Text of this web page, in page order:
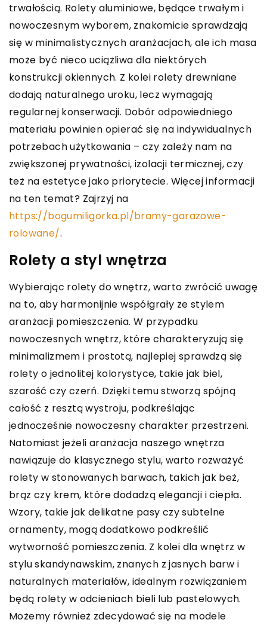
trwałością. Rolety aluminiowe, będące trwałym i
nowoczesnym wyborem, znakomicie sprawdzają
się w minimalistycznych aranżacjach, ale ich masa
może być nieco uciążliwa dla niektórych
konstrukcji okiennych. Z kolei rolety drewniane
dodają naturalnego uroku, lecz wymagają
regularnej konserwacji. Dobór odpowiedniego
materiału powinien opierać się na indywidualnych
potrzebach użytkowania – czy zależy nam na
zwiększonej prywatności, izolacji termicznej, czy
też na estetyce jako priorytecie. Więcej informacji
na ten temat? Zajrzyj na
https://bogumiligorka.pl/bramy-garazowe-
rolowane/.
Rolety a styl wnętrza
Wybierając rolety do wnętrz, warto zwrócić uwagę
na to, aby harmonijnie współgrały ze stylem
aranżacji pomieszczenia. W przypadku
nowoczesnych wnętrz, które charakteryzują się
minimalizmem i prostotą, najlepiej sprawdzą się
rolety o jednolitej kolorystyce, takie jak biel,
szarość czy czerń. Dzięki temu stworzą spójną
całość z resztą wystroju, podkreślając
jednocześnie nowoczesny charakter przestrzeni.
Natomiast jeżeli aranżacja naszego wnętrza
nawiązuje do klasycznego stylu, warto rozważyć
rolety w stonowanych barwach, takich jak beż,
brąz czy krem, które dodadzą elegancji i ciepła.
Wzory, takie jak delikatne pasy czy subtelne
ornamenty, mogą dodatkowo podkreślić
wytworność pomieszczenia. Z kolei dla wnętrz w
stylu skandynawskim, znanych z jasnych barw i
naturalnych materiałów, idealnym rozwiązaniem
będą rolety w odcieniach bieli lub pastelowych.
Możemy również zdecydować się na modele